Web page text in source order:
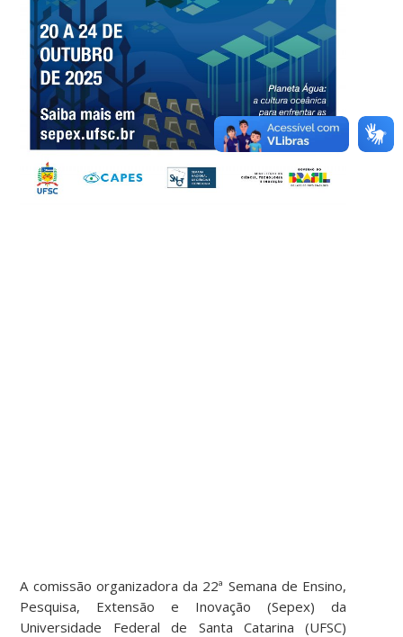
A comissão organizadora da 22ª Semana de Ensino,
Pesquisa, Extensão e Inovação (Sepex) da
Universidade Federal de Santa Catarina (UFSC)